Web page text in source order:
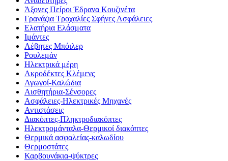
Άξονες Πείροι Έδρανα Κουζινέτα
Γρανάζια Τροχαλίες Σφήνες Ασφάλειες
Ελατήρια Ελάσματα
Ιμάντες
Λέβητες Μπόιλερ
Ρουλεμάν
Ηλεκτρικά μέρη
Ακροδέκτες Κλέμενς
Αγωγοί-Καλώδια
Αισθητήρια-Σένσορες
Ασφάλειες-Ηλεκτρικές Μηχανές
Αντιστάσεις
Διακόπτες-Πληκτροδιακόπτες
Ηλεκτρομάνταλα-Θερμικοί διακόπτες
Θερμικά ασφαλείας-καλωδίου
Θερμοστάτες
Καρβουνάκια-ψύκτρες